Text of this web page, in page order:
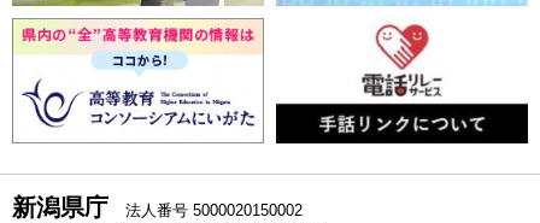
新潟県庁 法人番号 5000020150002